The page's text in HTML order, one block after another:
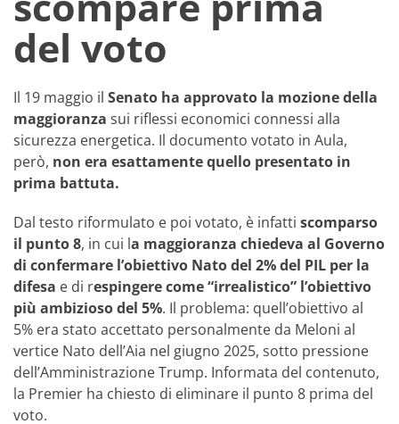
del voto
Il 19 maggio il Senato ha approvato la mozione della
maggioranza sui riflessi economici connessi alla
sicurezza energetica. Il documento votato in Aula,
però, non era esattamente quello presentato in
prima battuta.
Dal testo riformulato e poi votato, è infatti scomparso
il punto 8, in cui la maggioranza chiedeva al Governo
di confermare l’obiettivo Nato del 2% del PIL per la
difesa e di respingere come “irrealistico” l’obiettivo
più ambizioso del 5%. Il problema: quell’obiettivo al
5% era stato accettato personalmente da Meloni al
vertice Nato dell’Aia nel giugno 2025, sotto pressione
dell’Amministrazione Trump. Informata del contenuto,
la Premier ha chiesto di eliminare il punto 8 prima del
voto.